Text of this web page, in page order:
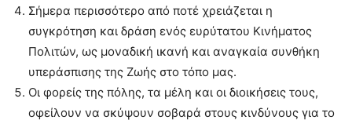
Σήμερα περισσότερο από ποτέ χρειάζεται η
συγκρότηση και δράση ενός ευρύτατου Κινήματος
Πολιτών, ως μοναδική ικανή και αναγκαία συνθήκη
υπεράσπισης της Ζωής στο τόπο μας.
Οι φορείς της πόλης, τα μέλη και οι διοικήσεις τους,
οφείλουν να σκύψουν σοβαρά στους κινδύνους για το